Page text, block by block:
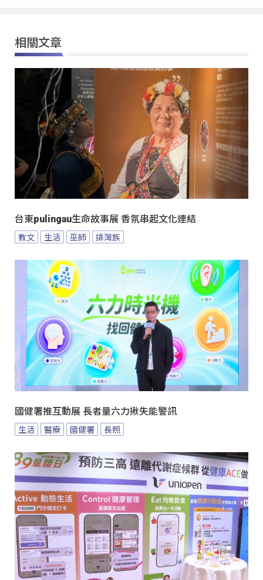
相關文章
台東pulingau生命故事展 香氛串起文化連結
教文 生活 巫師 排灣族
國健署推互動展 長者量六力揪失能警訊
生活 醫療 國健署 長照